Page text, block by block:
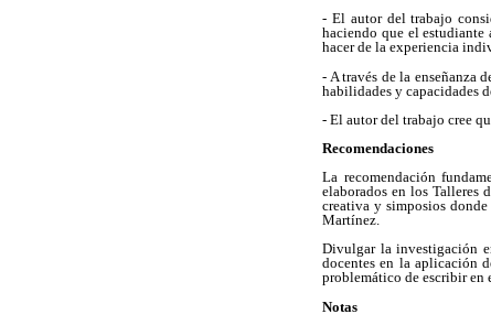
- El autor del trabajo
haciendo que el
hacer de la experiencia
- A través de la enseñanza
habilidades y capacidades
- El autor del trabajo cree
Recomendaciones
La recomendación
elaborados en los Talleres
creativa y simposios
Martínez.
Divulgar la investigación
docentes en la aplicación
problemático de escribir
Notas